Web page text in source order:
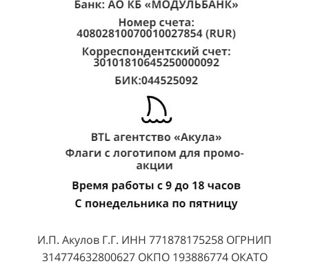
И.П. Акулов Г.Г. ИНН 771878175258 ОГРНИП
314774632800627 ОКПО 193886774 ОКАТО